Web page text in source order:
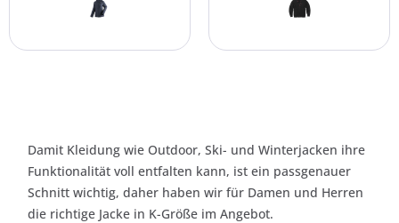
Damit Kleidung wie Outdoor, Ski- und Winterjacken ihre
Funktionalität voll entfalten kann, ist ein passgenauer
Schnitt wichtig, daher haben wir für Damen und Herren
die richtige Jacke in K-Größe im Angebot.